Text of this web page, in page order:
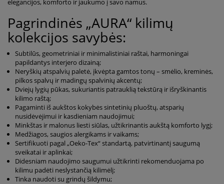
elegancijos, komforto ir jaukumo į savo namus.
Pagrindinės „AURA“ kilimų
kolekcijos savybės:
Subtilūs, geometriniai ir minimalistiniai raštai, harmoningai
papildantys interjero dizainą;
Neryškių atspalvių paletė, įkvėpta gamtos tonų – smėlio, kreminės,
pilkos spalvų ir madingų spalvinių akcentų;
Dviejų lygių pūkas, sukuriantis patrauklią tekstūrą ir išryškinantis
kilimo raštą;
Pagaminti iš aukštos kokybės sintetinių pluoštų, atsparių
nusidėvėjimui ir kasdieniam naudojimui;
Minkštas ir malonus liesti siūlas, užtikrinantis aukštą komforto lygį;
Medžiagos, saugios alergikams ir vaikams;
Sertifikuoti pagal „Oeko-Tex“ standartą, patvirtinantį saugumą
sveikatai ir aplinkai;
Didesniam naudojimo saugumui užtikrinti rekomenduojama po
kilimu padėti neslystančią kilimėlį;
Tinka naudoti su grindų šildymu;